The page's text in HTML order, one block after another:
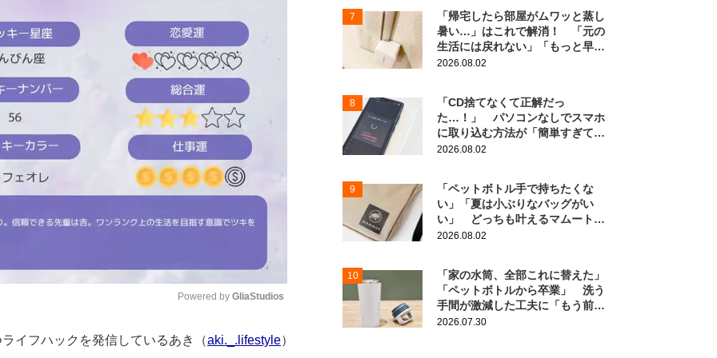
Mute
Powered by GliaStudios
イフハックを発信しているあき（aki._.lifestyle）
7
「帰宅したら部屋がムワッと蒸し
暑い…」はこれで解消！ 「元の
生活には戻れない」「もっと早く
知りたかった」
2026.08.02
8
「CD捨てなくて正解だっ
た…！」 パソコンなしでスマホ
に取り込む方法が「簡単すぎて拍
子抜け」「この曲聴きたかった
2026.08.02
9
「ペットボトル手で持ちたくな
い」「夏は小ぶりなバッグがい
い」 どっちも叶えるマムートの
ポーチがこちら！
2026.08.02
10
「家の水筒、全部これに替えた」
「ペットボトルから卒業」 洗う
手間が激減した工夫に「もう前の
に戻れない！」
2026.07.30